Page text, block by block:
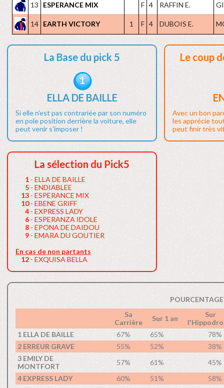
13
ESPERANCE MIX F 4 RAFFIN E.
14 EARTH VICTORY 1 F 4 DUBOIS E.
La Base du pick 5
1
ELLA DE BAILLE
Si elle n'est pas contrariée par son numéro
en pole position derrière la voiture, elle
peut venir s'imposer !
Le coup
Avec un bon
les apprécie
peut finir très
La sélection du Pick5
1- ELLA DE BAILLE
5- ENDIABLEE
13- ESPERANCE MIX
10- EBENE GRIFF
4- EXPRESS LADY
6- ESPERANZA IDOLE
8- EPONA DE DAIDOU
9- EMARA DU GOUTIER
En cas de non partants
12- EXQUISA BELLA
Sa
Carrière
Sur 1 an
Sur
1 ELLA DE BAILLE
67% 65%
78%
2 ERREUR GRAVE
55% 52%
38%
3 EMILY DE
MONTFORT
57% 61%
45%
4 EXPRESS LADY
60% 51%
58%